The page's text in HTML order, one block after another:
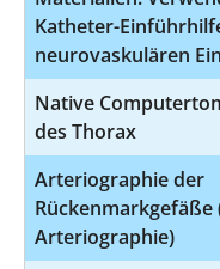
Katheter-
neurovaskulären
Native
des Thorax
Arteriographie der
Rückenmarkgefäße
Arteriographie)